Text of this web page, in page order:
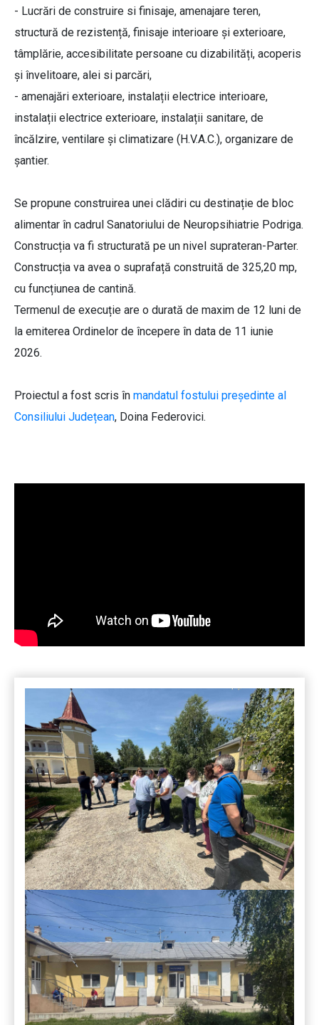
- Lucrări de construire si finisaje, amenajare teren,
structură de rezistență, finisaje interioare și exterioare,
tâmplărie, accesibilitate persoane cu dizabilități, acoperis
și învelitoare, alei si parcări,
- amenajări exterioare, instalații electrice interioare,
instalații electrice exterioare, instalații sanitare, de
încălzire, ventilare și climatizare (H.V.A.C.), organizare de
șantier.
Se propune construirea unei clădiri cu destinație de bloc
alimentar în cadrul Sanatoriului de Neuropsihiatrie Podriga.
Construcția va fi structurată pe un nivel suprateran-Parter.
Construcția va avea o suprafață construită de 325,20 mp,
cu funcțiunea de cantină.
Termenul de execuție are o durată de maxim de 12 luni de
la emiterea Ordinelor de începere în data de 11 iunie
2026.
Proiectul a fost scris în mandatul fostului președinte al
Consiliului Județean, Doina Federovici.